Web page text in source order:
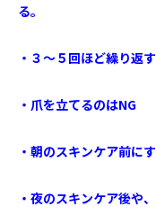
る。
・３～５回ほど繰り返
・爪を立てるのはNG
・朝のスキンケア前に
・夜のスキンケア後や